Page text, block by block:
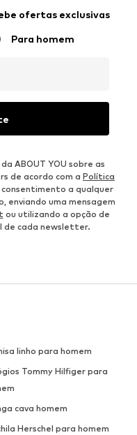
ofertas exclusivas
Para homem
ABOUT YOU sobre as
de acordo com a Política
a qualquer
uma mensagem
ou utilizando a opção de
de cada newsletter.
linho para homem
Tommy Hilfiger para
cava homem
Herschel para homem